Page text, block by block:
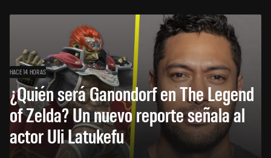
HACE 14 HORAS
¿Quién será Ganondorf en The Legend
of Zelda? Un nuevo reporte señala al
actor Uli Latukefu